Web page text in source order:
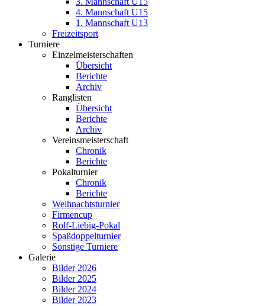
4. Mannschaft U15
1. Mannschaft U13
Freizeitsport
Turniere
Einzelmeisterschaften
Übersicht
Berichte
Archiv
Ranglisten
Übersicht
Berichte
Archiv
Vereinsmeisterschaft
Chronik
Berichte
Pokalturnier
Chronik
Berichte
Weihnachtsturnier
Firmencup
Rolf-Liebig-Pokal
Spaßdoppelturnier
Sonstige Turniere
Galerie
Bilder 2026
Bilder 2025
Bilder 2024
Bilder 2023